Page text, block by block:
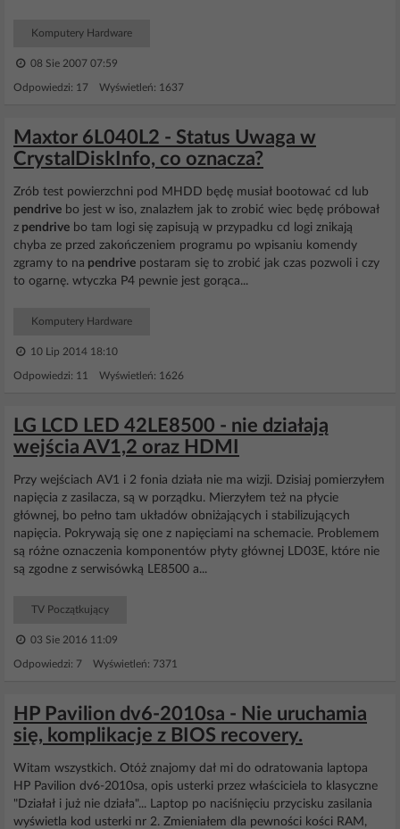
Komputery Hardware
08 Sie 2007 07:59
Odpowiedzi: 17 Wyświetleń: 1637
Maxtor 6L040L2 - Status Uwaga w
CrystalDiskInfo, co oznacza?
Zrób test powierzchni pod MHDD będę musiał bootować cd lub
pendrive bo jest w iso, znalazłem jak to zrobić wiec będę próbował
z pendrive bo tam logi się zapisują w przypadku cd logi znikają
chyba ze przed zakończeniem programu po wpisaniu komendy
zgramy to na pendrive postaram się to zrobić jak czas pozwoli i czy
to ogarnę. wtyczka P4 pewnie jest gorąca...
Komputery Hardware
10 Lip 2014 18:10
Odpowiedzi: 11 Wyświetleń: 1626
LG LCD LED 42LE8500 - nie działają
wejścia AV1,2 oraz HDMI
Przy wejściach AV1 i 2 fonia działa nie ma wizji. Dzisiaj pomierzyłem
napięcia z zasilacza, są w porządku. Mierzyłem też na płycie
głównej, bo pełno tam układów obniżających i stabilizujących
napięcia. Pokrywają się one z napięciami na schemacie. Problemem
są różne oznaczenia komponentów płyty głównej LD03E, które nie
są zgodne z serwisówką LE8500 a...
TV Początkujący
03 Sie 2016 11:09
Odpowiedzi: 7 Wyświetleń: 7371
HP Pavilion dv6-2010sa - Nie uruchamia
się, komplikacje z BIOS recovery.
Witam wszystkich. Otóż znajomy dał mi do odratowania laptopa
HP Pavilion dv6-2010sa, opis usterki przez właściciela to klasyczne
"Działał i już nie działa"... Laptop po naciśnięciu przycisku zasilania
wyświetla kod usterki nr 2. Zmieniałem dla pewności kości RAM,